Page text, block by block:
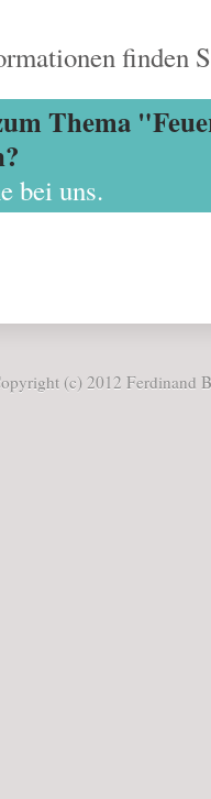
finden
Thema
bei uns.
(c) 2012 Ferdinand